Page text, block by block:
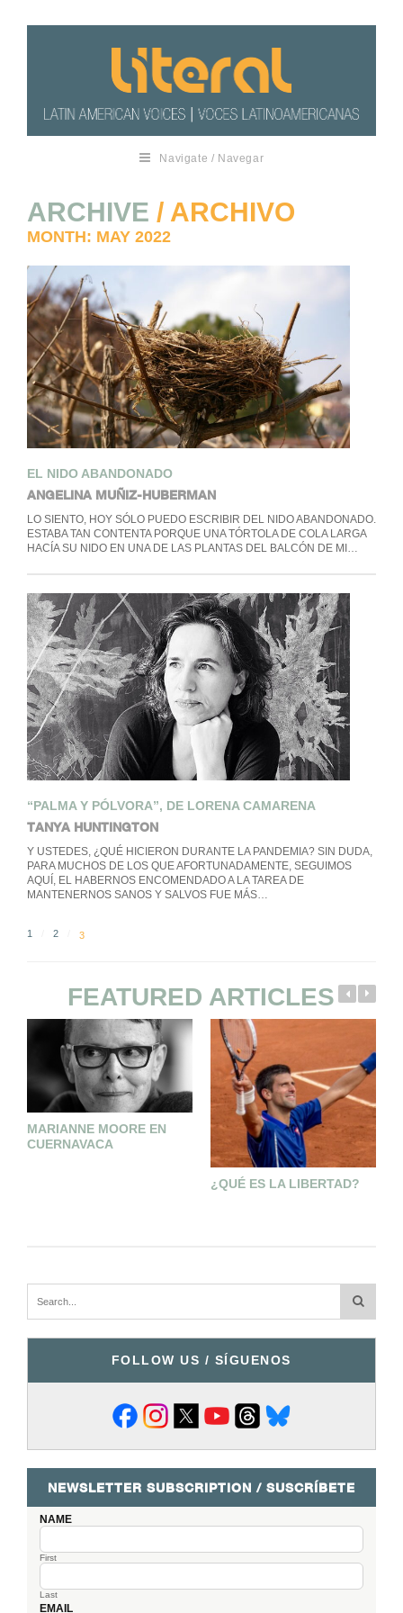
Navigate / Navegar
ARCHIVE / ARCHIVO
MONTH: MAY 2022
EL NIDO ABANDONADO
ANGELINA MUÑIZ-HUBERMAN
LO SIENTO, HOY SÓLO PUEDO ESCRIBIR DEL NIDO ABANDONADO.
ESTABA TAN CONTENTA PORQUE UNA TÓRTOLA DE COLA LARGA
HACÍA SU NIDO EN UNA DE LAS PLANTAS DEL BALCÓN DE MI…
“PALMA Y PÓLVORA”, DE LORENA CAMARENA
TANYA HUNTINGTON
Y USTEDES, ¿QUÉ HICIERON DURANTE LA PANDEMIA? SIN DUDA,
PARA MUCHOS DE LOS QUE AFORTUNADAMENTE, SEGUIMOS
AQUÍ, EL HABERNOS ENCOMENDADO A LA TAREA DE
MANTENERNOS SANOS Y SALVOS FUE MÁS…
1 2 3
FEATURED ARTICLES
MARIANNE MOORE EN
CUERNAVACA
¿QUÉ ES LA LIBERTAD?
FOLLOW US / SÍGUENOS
NEWSLETTER SUBSCRIPTION / SUSCRÍBETE
NAME
First
Last
EMAIL